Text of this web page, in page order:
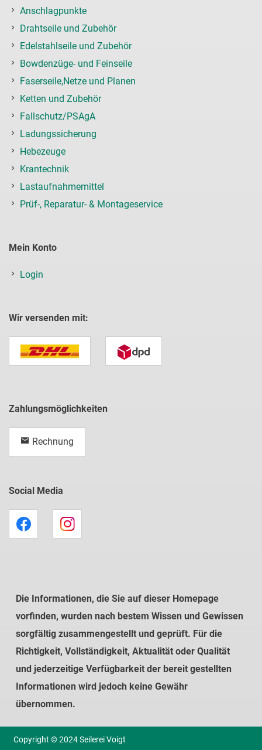
Anschlagpunkte
Drahtseile und Zubehör
Edelstahlseile und Zubehör
Bowdenzüge- und Feinseile
Faserseile,Netze und Planen
Ketten und Zubehör
Fallschutz/PSAgA
Ladungssicherung
Hebezeuge
Krantechnik
Lastaufnahmemittel
Prüf-, Reparatur- & Montageservice
Mein Konto
Login
Wir versenden mit:
Zahlungsmöglichkeiten
Rechnung
Social Media
Die Informationen, die Sie auf dieser Homepage
vorfinden, wurden nach bestem Wissen und Gewissen
sorgfältig zusammengestellt und geprüft. Für die
Richtigkeit, Vollständigkeit, Aktualität oder Qualität
und jederzeitige Verfügbarkeit der bereit gestellten
Informationen wird jedoch keine Gewähr
übernommen.
Copyright © 2024 Seilerei Voigt